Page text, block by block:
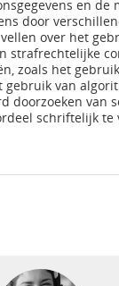
en de
door
over het
strafrechtelijke
zoals het
gebruik van
doorzoeken van
schriftelijk te